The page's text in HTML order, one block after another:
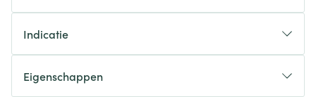
Indicatie
Eigenschappen